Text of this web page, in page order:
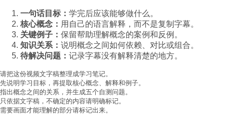
一句话目标： 学完后应该能够做什么。
核心概念： 用自己的语言解释，而不是复制字幕。
关键例子： 保留帮助理解概念的案例和反例。
知识关系： 说明概念之间如何依赖、对比或组合。
待解决问题： 记录字幕没有解释清楚的地方。
请把这份视频文字稿整理成学习笔记。
先说明学习目标，再提取核心概念、解释和例子。
指出概念之间的关系，并生成五个自测问题。
只依据文字稿，不确定的内容请明确标记。
需要画面才能理解的部分请标记出来。